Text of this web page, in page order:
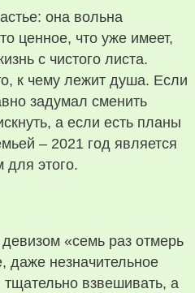
она вольна
ценное, что уже имеет,
с чистого листа.
к чему лежит душа. Если
задумал сменить
а если есть планы
– 2021 год является
этого.
«семь раз отмерь
даже незначительное
взвешивать, а